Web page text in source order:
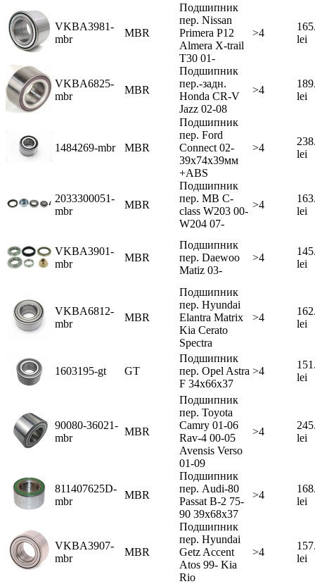
VKBA3981-
mbr
MBR
Подшипник
пер. Nissan
Primera P12
Almera X-trail
T30 01-
>4
lei
VKBA6825-
mbr
MBR
Подшипник
пер.-задн.
Honda CR-V
Jazz 02-08
>4
lei
1484269-mbr MBR
Подшипник
пер. Ford
Connect 02-
39x74x39мм
+ABS
>4
lei
2033300051-
mbr
MBR
Подшипник
пер. MB C-
class W203 00-
W204 07-
>4
lei
VKBA3901-
mbr
MBR
Подшипник
пер. Daewoo
Matiz 03-
>4
lei
VKBA6812-
mbr
MBR
Подшипник
пер. Hyundai
Elantra Matrix
Kia Cerato
Spectra
>4
lei
1603195-gt GT
Подшипник
пер. Opel Astra
F 34x66x37
>4
lei
90080-36021-
mbr
MBR
Подшипник
пер. Toyota
Camry 01-06
Rav-4 00-05
Avensis Verso
01-09
>4
lei
811407625D-
mbr
MBR
Подшипник
пер. Audi-80
Passat В-2 75-
90 39x68x37
>4
lei
VKBA3907-
mbr
MBR
Подшипник
пер. Hyundai
Getz Accent
Atos 99- Kia
Rio
>4
lei